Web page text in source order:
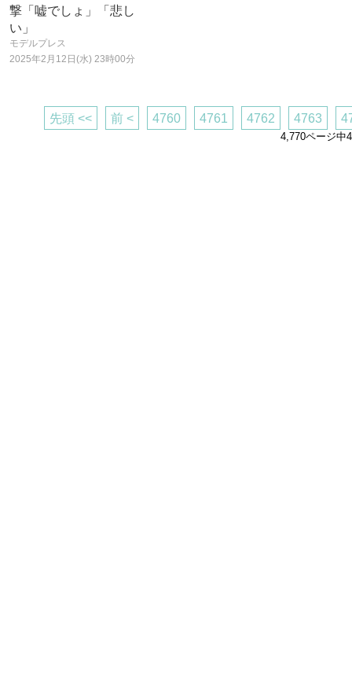
撃「嘘でしょ」「悲し
い」
モデルプレス
2025年2月12日(水) 23時00分
先頭 << 前 < 4760 4761 4762 4763
4,770ページ中